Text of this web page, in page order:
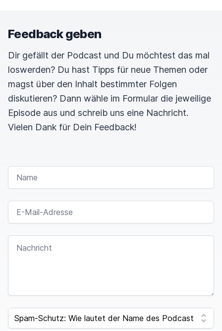
Feedback geben
Dir gefällt der Podcast und Du möchtest das mal
loswerden? Du hast Tipps für neue Themen oder
magst über den Inhalt bestimmter Folgen
diskutieren? Dann wähle im Formular die jeweilige
Episode aus und schreib uns eine Nachricht.
Vielen Dank für Dein Feedback!
NAME
E-MAIL-ADRESSE
NACHRICHT
SPAM CAPTCHA